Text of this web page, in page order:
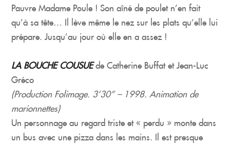
Pauvre Madame Poule ! Son aîné de poulet n’en fait
qu’à sa tête… Il lève même le nez sur les plats qu’elle lui
prépare. Jusqu’au jour où elle en a assez !
LA BOUCHE COUSUEde Catherine Buffat et Jean-Luc
Gréco
(Production Folimage. 3’30’’ – 1998. Animation de
marionnettes)
Un personnage au regard triste et « perdu » monte dans
un bus avec une pizza dans les mains. Il est presque